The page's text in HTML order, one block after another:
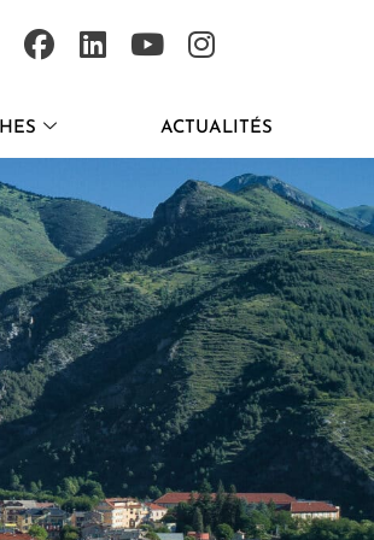
ACTUALITÉS